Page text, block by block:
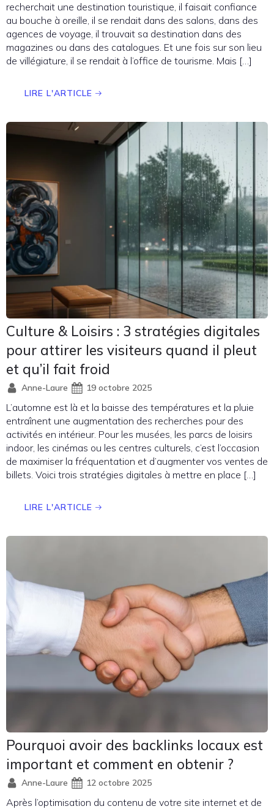
recherchait une destination touristique, il faisait confiance
au bouche à oreille, il se rendait dans des salons, dans des
agences de voyage, il trouvait sa destination dans des
magazines ou dans des catalogues. Et une fois sur son lieu
de villégiature, il se rendait à l’office de tourisme. Mais […]
LIRE L'ARTICLE
Culture & Loisirs : 3 stratégies digitales
pour attirer les visiteurs quand il pleut
et qu’il fait froid
Anne-Laure 19 octobre 2025
L’automne est là et la baisse des températures et la pluie
entraînent une augmentation des recherches pour des
activités en intérieur. Pour les musées, les parcs de loisirs
indoor, les cinémas ou les centres culturels, c’est l’occasion
de maximiser la fréquentation et d’augmenter vos ventes de
billets. Voici trois stratégies digitales à mettre en place […]
LIRE L'ARTICLE
Pourquoi avoir des backlinks locaux est
important et comment en obtenir ?
Anne-Laure 12 octobre 2025
Après l’optimisation du contenu de votre site internet et de